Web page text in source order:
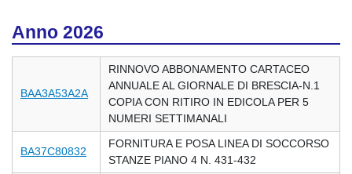
Anno 2026
BAA3A53A2A
RINNOVO ABBONAMENTO CARTACEO
ANNUALE AL GIORNALE DI BRESCIA-N.1
COPIA CON RITIRO IN EDICOLA PER 5
NUMERI SETTIMANALI
BA37C80832
FORNITURA E POSA LINEA DI SOCCORSO
STANZE PIANO 4 N. 431-432